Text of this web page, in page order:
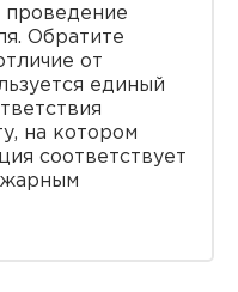
проведение
Обратите
от
единый
на котором
соответствует